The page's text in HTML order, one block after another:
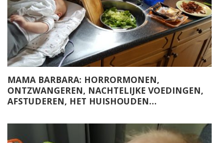
MAMA BARBARA: HORRORMONEN,
ONTZWANGEREN, NACHTELIJKE VOEDINGEN,
AFSTUDEREN, HET HUISHOUDEN…